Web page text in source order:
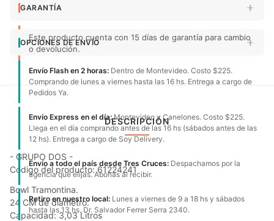
GARANTÍA
Este producto cuenta con 15 días de garantía para cambio
o devolución.
OPCIONES DE ENVÍO
Envío Flash en 2 horas: Dentro de Montevideo. Costo $225.
Comprando de lunes a viernes hasta las 16 hs. Entrega a cargo de
Pedidos Ya.
Envío Express en el día:Montevideo y Canelones. Costo $225.
Llega en el día comprando antes de las 16 hs (sábados antes de las
12 hs). Entrega a cargo de Soy Delivery.
Envío a todo el país desde Tres Cruces: Despachamos por la
agencia que elijas. Abonas al recibir.
Retiro en nuestro local: Lunes a viernes de 9 a 18 hs y sábados
hasta las 13 hs. Dr. Salvador Ferrer Serra 2340.
DESCRIPCIÓN
- GRUPO DOS -
Código del producto: 61224241
Bowl Tramontina.
24 CM de diametro.
Capacidad: 3,03 Litros